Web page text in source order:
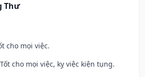
Thư
cho mọi việc.
cho mọi việc, kỵ việc kiện tụng.